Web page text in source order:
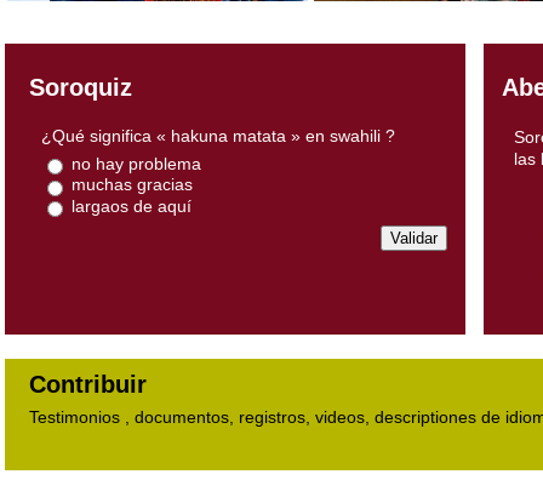
Soroquiz
¿Qué significa « hakuna matata » en swahili ?
no hay problema
muchas gracias
largaos de aquí
las
Contribuir
Testimonios , documentos, registros, videos, descriptiones de